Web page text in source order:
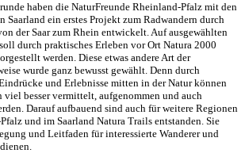
haben die NaturFreunde Rheinland-Pfalz mit den
Saarland ein erstes Projekt zum Radwandern durch
der Saar zum Rhein entwickelt. Auf ausgewählten
durch praktisches Erleben vor Ort Natura 2000
werden. Diese etwas andere Art der
wurde ganz bewusst gewählt. Denn durch
und Erlebnisse mitten in der Natur können
viel besser vermittelt, aufgenommen und auch
Darauf aufbauend sind auch für weitere Regionen
und im Saarland Natura Trails entstanden. Sie
und Leitfaden für interessierte Wanderer und